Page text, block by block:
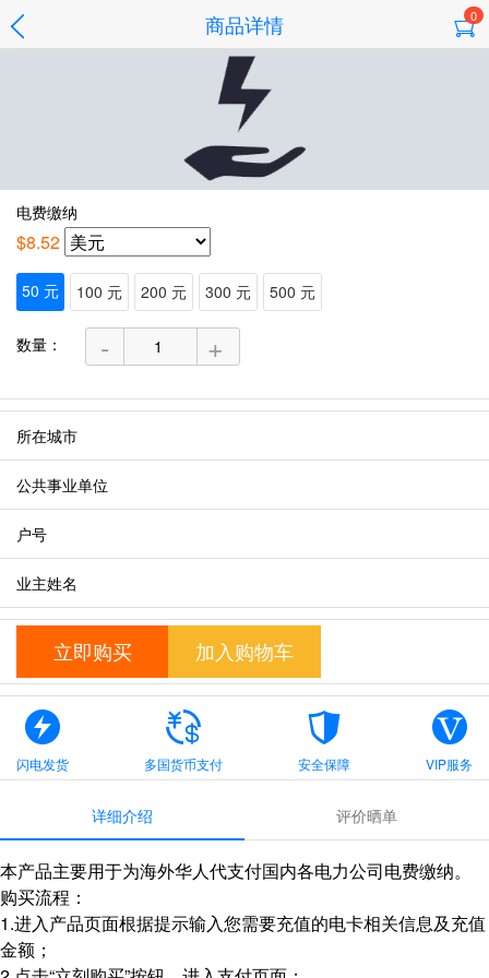
商品详情 0
电费缴纳
$8.52
50 元 100 元 200 元 300 元 500 元
数量： - +
所在城市
公共事业单位
户号
业主姓名
立即购买 加入购物车
闪电发货 多国货币支付 安全保障 VIP服务
详细介绍 评价晒单
本产品主要用于为海外华人代支付国内各电力公司电费缴纳。
购买流程：
1.进入产品页面根据提示输入您需要充值的电卡相关信息及充值
金额；